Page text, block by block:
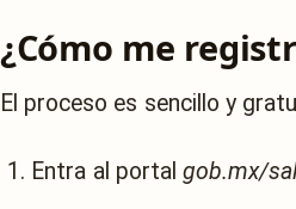
¿Cómo me
El proceso es sencillo y
Entra al portal gob.mx/